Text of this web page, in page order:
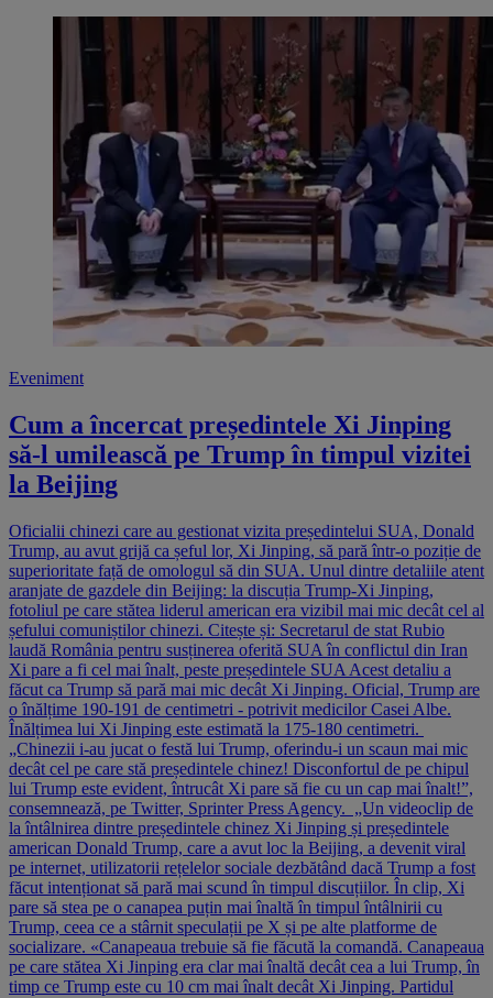
Eveniment
Cum a încercat președintele Xi Jinping
să-l umilească pe Trump în timpul vizitei
la Beijing
Oficialii chinezi care au gestionat vizita președintelui SUA, Donald
Trump, au avut grijă ca șeful lor, Xi Jinping, să pară într-o poziție de
superioritate față de omologul să din SUA. Unul dintre detaliile atent
aranjate de gazdele din Beijing: la discuția Trump-Xi Jinping,
fotoliul pe care stătea liderul american era vizibil mai mic decât cel al
șefului comuniștilor chinezi. Citește și: Secretarul de stat Rubio
laudă România pentru susținerea oferită SUA în conflictul din Iran
Xi pare a fi cel mai înalt, peste președintele SUA Acest detaliu a
făcut ca Trump să pară mai mic decât Xi Jinping. Oficial, Trump are
o înălțime 190-191 de centimetri - potrivit medicilor Casei Albe.
Înălțimea lui Xi Jinping este estimată la 175-180 centimetri.
„Chinezii i-au jucat o festă lui Trump, oferindu-i un scaun mai mic
decât cel pe care stă președintele chinez! Disconfortul de pe chipul
lui Trump este evident, întrucât Xi pare să fie cu un cap mai înalt!”,
consemnează, pe Twitter, Sprinter Press Agency. „Un videoclip de
la întâlnirea dintre președintele chinez Xi Jinping și președintele
american Donald Trump, care a avut loc la Beijing, a devenit viral
pe internet, utilizatorii rețelelor sociale dezbătând dacă Trump a fost
făcut intenționat să pară mai scund în timpul discuțiilor. În clip, Xi
pare să stea pe o canapea puțin mai înaltă în timpul întâlnirii cu
Trump, ceea ce a stârnit speculații pe X și pe alte platforme de
socializare. «Canapeaua trebuie să fie făcută la comandă. Canapeaua
pe care stătea Xi Jinping era clar mai înaltă decât cea a lui Trump, în
timp ce Trump este cu 10 cm mai înalt decât Xi Jinping. Partidul